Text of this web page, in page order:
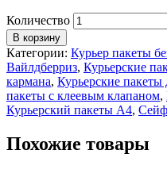
Количество
В корзину
Категории: Курьер пакеты
Вайлдберриз, Курьерские
кармана, Курьерские пакеты
пакеты с клеевым клапаном,
Курьерский пакеты A4,
Похожие товары